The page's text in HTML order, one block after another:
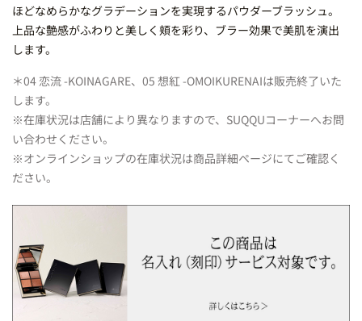
ほどなめらかなグラデーションを実現するパウダーブラッシュ。
上品な艶感がふわりと美しく頬を彩り、ブラー効果で美肌を演出
します。
＊04 恋流 -KOINAGARE、05 想紅 -OMOIKURENAIは販売終了いた
します。
※在庫状況は店舗により異なりますので、SUQQUコーナーへお問
い合わせください。
※オンラインショップの在庫状況は商品詳細ページにてご確認く
ださい。